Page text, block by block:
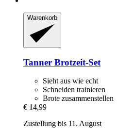
Warenkorb
Tanner Brotzeit-​Set
Sieht aus wie echt
Schneiden trainieren
Brote zusammenstellen
€ 14,99
Zustellung bis 11. August